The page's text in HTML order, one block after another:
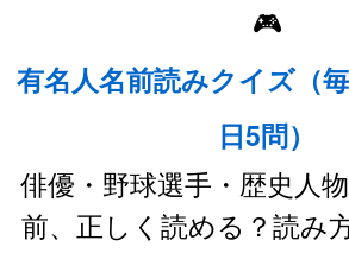
🎮
有名人名前読みクイズ（
日5問）
俳優・野球選手・歴史人
前、正しく読める？読み